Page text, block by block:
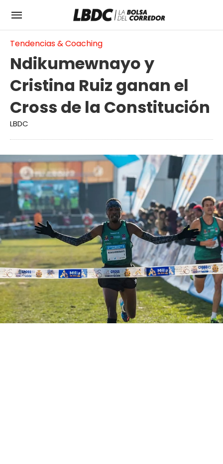
Tendencias & Coaching
Ndikumewnayo y
Cristina Ruiz ganan el
Cross de la Constitución
LBDC